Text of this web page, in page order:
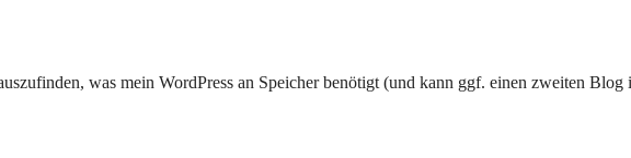
was mein WordPress an Speicher benötigt (und kann ggf. einen zweiten Blog